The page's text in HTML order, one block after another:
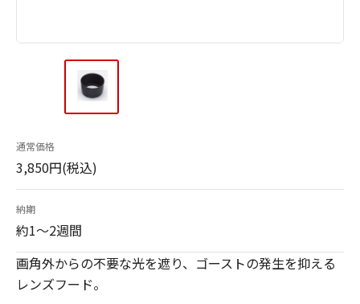
通常価格
3,850円(税込)
納期
約1～2週間
画角外からの不要な光を遮り、ゴーストの発生を抑える
レンズフード。